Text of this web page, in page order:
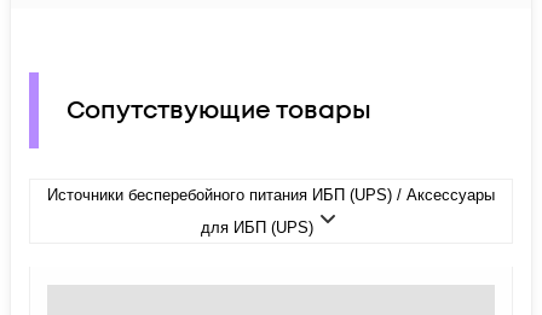
Сопутствующие товары
Источники бесперебойного питания ИБП (UPS) / Аксессуары
для ИБП (UPS)